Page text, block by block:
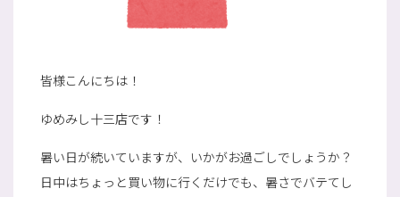
皆様こんにちは！
ゆめみし十三店です！
暑い日が続いていますが、いかがお過ごしでしょうか？
日中はちょっと買い物に行くだけでも、暑さでバテてし